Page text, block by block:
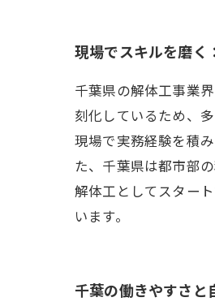
現場でスキルを磨く
千葉県の解体工事業
刻化しているため、
現場で実務経験を積
た、千葉県は都市部
解体工としてスター
います。
千葉の働きやすさと